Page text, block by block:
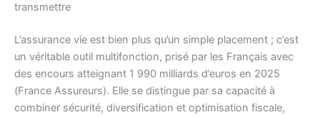
transmettre
L’assurance vie est bien plus qu’un simple placement ; c’est
un véritable outil multifonction, prisé par les Français avec
des encours atteignant 1 990 milliards d’euros en 2025
(France Assureurs). Elle se distingue par sa capacité à
combiner sécurité, diversification et optimisation fiscale,